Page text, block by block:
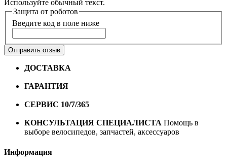
Используйте обычный текст.
Защита от роботов
Введите код в поле ниже
Отправить отзыв
ДОСТАВКА
ГАРАНТИЯ
СЕРВИС 10/7/365
КОНСУЛЬТАЦИЯ СПЕЦИАЛИСТА Помощь в
выборе велосипедов, запчастей, аксессуаров
Информация